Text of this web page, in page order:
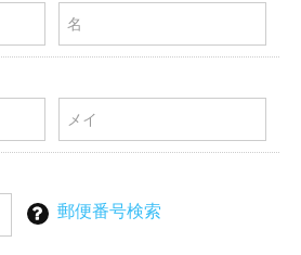
郵便番号検索